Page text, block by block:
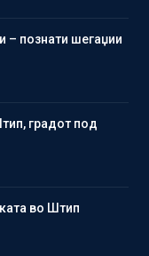
– познати шегаџии
градот под
во Штип